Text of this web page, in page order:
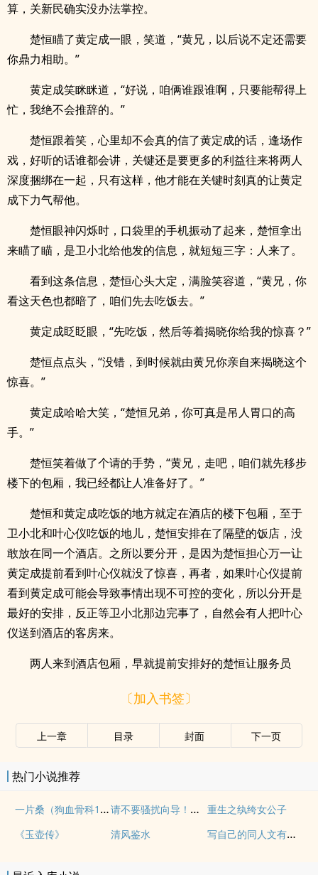
算，关新民确实没办法掌控。
楚恒瞄了黄定成一眼，笑道，“黄兄，以后说不定还需要
你鼎力相助。”
黄定成笑眯眯道，“好说，咱俩谁跟谁啊，只要能帮得上
忙，我绝不会推辞的。”
楚恒跟着笑，心里却不会真的信了黄定成的话，逢场作
戏，好听的话谁都会讲，关键还是要更多的利益往来将两人
深度捆绑在一起，只有这样，他才能在关键时刻真的让黄定
成下力气帮他。
楚恒眼神闪烁时，口袋里的手机振动了起来，楚恒拿出
来瞄了瞄，是卫小北给他发的信息，就短短三字：人来了。
看到这条信息，楚恒心头大定，满脸笑容道，“黄兄，你
看这天色也都暗了，咱们先去吃饭去。”
黄定成眨眨眼，“先吃饭，然后等着揭晓你给我的惊喜？”
楚恒点点头，“没错，到时候就由黄兄你亲自来揭晓这个
惊喜。”
黄定成哈哈大笑，“楚恒兄弟，你可真是吊人胃口的高
手。”
楚恒笑着做了个请的手势，“黄兄，走吧，咱们就先移步
楼下的包厢，我已经都让人准备好了。”
楚恒和黄定成吃饭的地方就定在酒店的楼下包厢，至于
卫小北和叶心仪吃饭的地儿，楚恒安排在了隔壁的饭店，没
敢放在同一个酒店。之所以要分开，是因为楚恒担心万一让
黄定成提前看到叶心仪就没了惊喜，再者，如果叶心仪提前
看到黄定成可能会导致事情出现不可控的变化，所以分开是
最好的安排，反正等卫小北那边完事了，自然会有人把叶心
仪送到酒店的客房来。
两人来到酒店包厢，早就提前安排好的楚恒让服务员
〔加入书签〕
上一章 目录 封面 下一页
热门小说推荐
一片桑（狗血骨科1v1） 请不要骚扰向导！（哨向NPH）
重生之纨绔女公子
《玉壶传》
清风鉴水 写自己的同人文有什么问题！